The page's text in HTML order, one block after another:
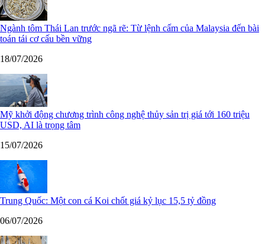
Ngành tôm Thái Lan trước ngã rẽ: Từ lệnh cấm của Malaysia đến bài
toán tái cơ cấu bền vững
18/07/2026
Mỹ khởi động chương trình công nghệ thủy sản trị giá tới 160 triệu
USD, AI là trọng tâm
15/07/2026
Trung Quốc: Một con cá Koi chốt giá kỷ lục 15,5 tỷ đồng
06/07/2026